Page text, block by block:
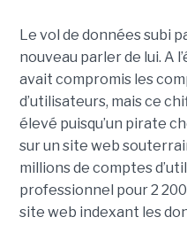
Le vol de données subi
nouveau parler de lui. A
avait compromis les
d’utilisateurs, mais ce
élevé puisqu’un pirate
sur un site web
millions de comptes
professionnel pour 2
site web indexant les